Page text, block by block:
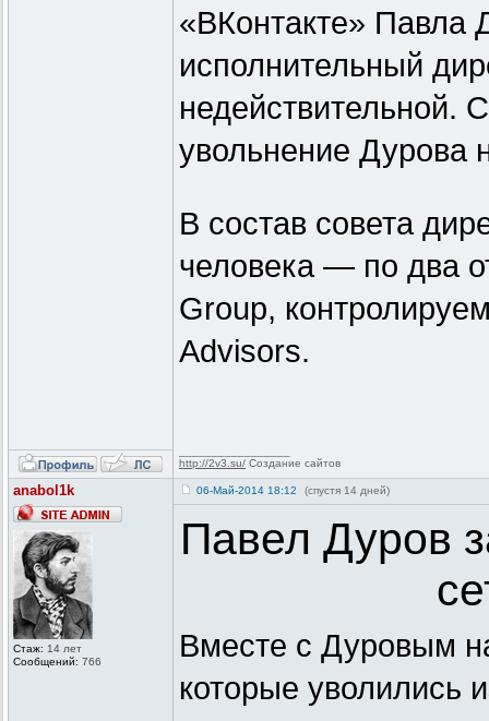
«ВКонтакте» Павла
исполнительный
недействительной.
увольнение Дурова
В состав совета
человека — по два
Group,
Advisors.
http://2v3.su/ Создание сайтов
anabol1k
Стаж: 14 лет
Сообщений: 766
06-Май-2014 18:12 (спустя 14 дней)
Павел Дуров
Вместе с Дуровым
которые уволились